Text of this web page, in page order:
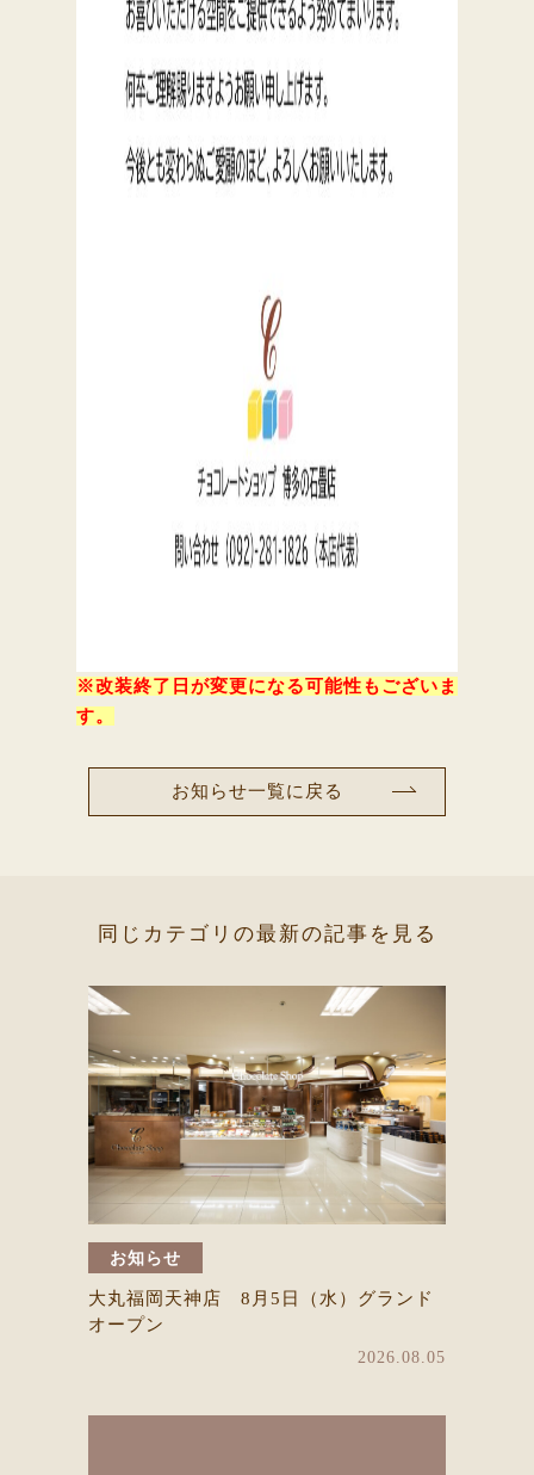
※改装終了日が変更になる可能性もございま
す。
お知らせ一覧に戻る
同じカテゴリの最新の記事を見る
お知らせ
大丸福岡天神店 8月5日（水）グランド
オープン
2026.08.05